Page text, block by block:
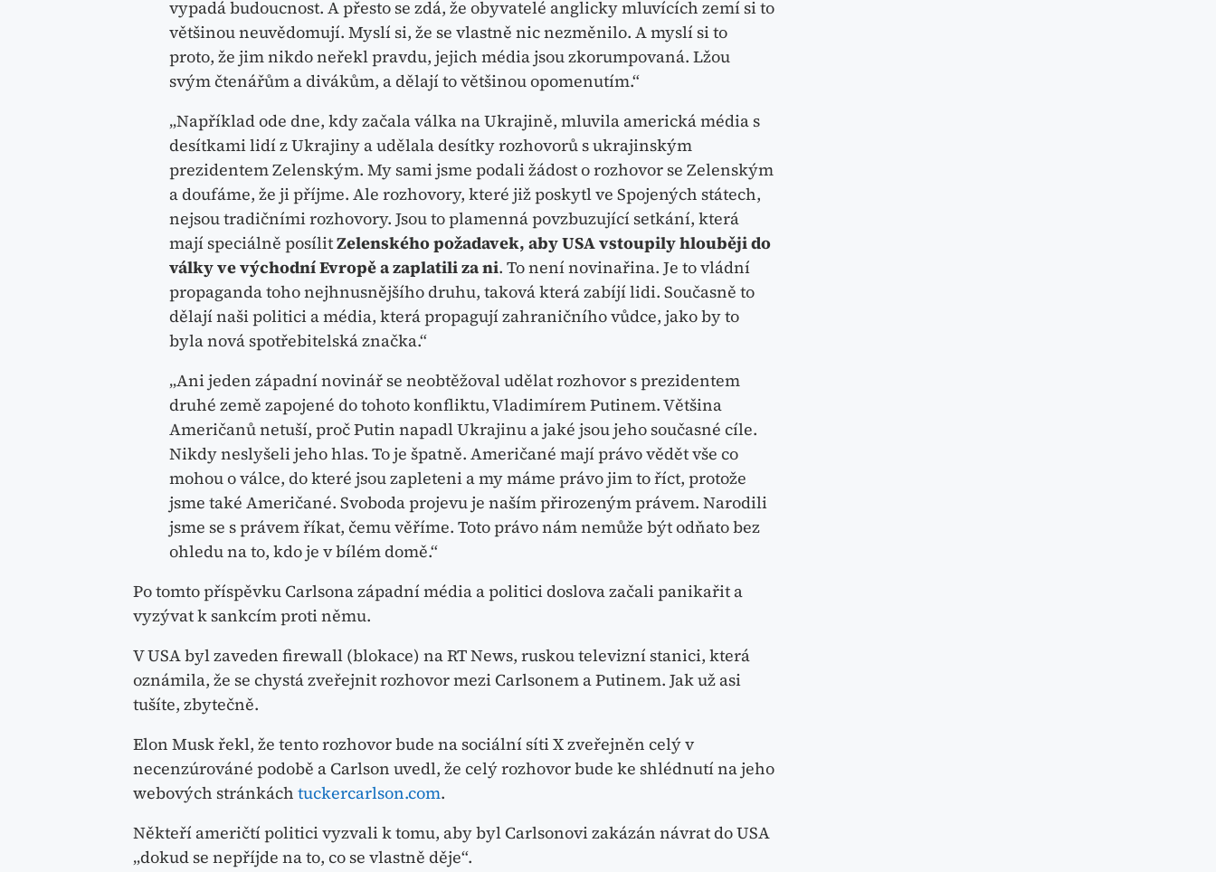
vypadá budoucnost. A přesto se zdá, že obyvatelé anglicky mluvících zemí si to
většinou neuvědomují. Myslí si, že se vlastně nic nezměnilo. A myslí si to
proto, že jim nikdo neřekl pravdu, jejich média jsou zkorumpovaná. Lžou
svým čtenářům a divákům, a dělají to většinou opomenutím.“
„Například ode dne, kdy začala válka na Ukrajině, mluvila americká média s
desítkami lidí z Ukrajiny a udělala desítky rozhovorů s ukrajinským
prezidentem Zelenským. My sami jsme podali žádost o rozhovor se Zelenským
a doufáme, že ji příjme. Ale rozhovory, které již poskytl ve Spojených státech,
nejsou tradičními rozhovory. Jsou to plamenná povzbuzující setkání, která
mají speciálně posílitZelenského požadavek, aby USA vstoupily hlouběji do
války ve východní Evropě a zaplatili za ni. To není novinařina. Je to vládní
propaganda toho nejhnusnějšího druhu, taková která zabíjí lidi. Současně to
dělají naši politici a média, která propagují zahraničního vůdce, jako by to
byla nová spotřebitelská značka.“
„Ani jeden západní novinář se neobtěžoval udělat rozhovor s prezidentem
druhé země zapojené do tohoto konfliktu, Vladimírem Putinem. Většina
Američanů netuší, proč Putin napadl Ukrajinu a jaké jsou jeho současné cíle.
Nikdy neslyšeli jeho hlas. To je špatně. Američané mají právo vědět vše co
mohou o válce, do které jsou zapleteni a my máme právo jim to říct, protože
jsme také Američané. Svoboda projevu je naším přirozeným právem. Narodili
jsme se s právem říkat, čemu věříme. Toto právo nám nemůže být odňato bez
ohledu na to, kdo je v bílém domě.“
Po tomto příspěvku Carlsona západní média a politici doslova začali panikařit a
vyzývat k sankcím proti němu.
V USA byl zaveden firewall (blokace) na RT News, ruskou televizní stanici, která
oznámila, že se chystá zveřejnit rozhovor mezi Carlsonem a Putinem. Jak už asi
tušíte, zbytečně.
Elon Musk řekl, že tento rozhovor bude na sociální síti X zveřejněn celý v
necenzúrováné podobě a Carlson uvedl, že celý rozhovor bude ke shlédnutí na jeho
webových stránkách tuckercarlson.com.
Někteří američtí politici vyzvali k tomu, aby byl Carlsonovi zakázán návrat do USA
„dokud se nepříjde na to, co se vlastně děje“.